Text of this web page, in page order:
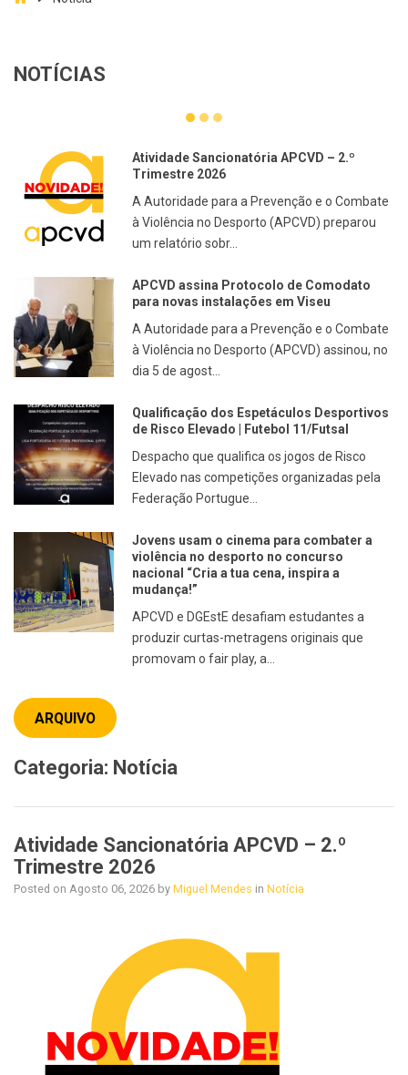
NOTÍCIAS
Atividade Sancionatória APCVD – 2.º
Trimestre 2026
A Autoridade para a Prevenção e o Combate
à Violência no Desporto (APCVD) preparou
um relatório sobr...
APCVD assina Protocolo de Comodato
para novas instalações em Viseu
A Autoridade para a Prevenção e o Combate
à Violência no Desporto (APCVD) assinou, no
dia 5 de agost...
Qualificação dos Espetáculos Desportivos
de Risco Elevado | Futebol 11/Futsal
Despacho que qualifica os jogos de Risco
Elevado nas competições organizadas pela
Federação Portugue...
Jovens usam o cinema para combater a
violência no desporto no concurso
nacional “Cria a tua cena, inspira a
mudança!”
APCVD e DGEstE desafiam estudantes a
produzir curtas-metragens originais que
promovam o fair play, a...
ARQUIVO
Categoria: Notícia
Atividade Sancionatória APCVD – 2.º
Trimestre 2026
Posted on Agosto 06, 2026 by Miguel Mendes in Notícia